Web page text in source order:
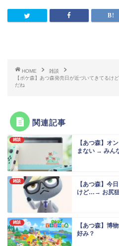
HOME
雑談
【ポケ森】あつ森発売日が近づいてきてるけ
だね
関連記事
雑談
【あつ森】オ
まない → みん
雑談
【あつ森】今
けど…→ お尻狙
雑談
【あつ森】博
好み？